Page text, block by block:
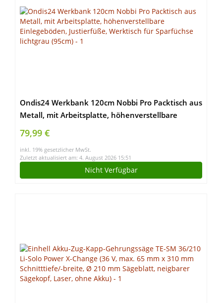
Ondis24 Werkbank 120cm Nobbi Pro Packtisch aus
Metall, mit Arbeitsplatte, höhenverstellbare
Einlegeböden, Justierfüße, Werktisch für
Sparfüchse lichtgrau (95cm)
79,99 €
inkl. 19% gesetzlicher MwSt.
Zuletzt aktualisiert am: 4. August 2026 15:51
Nicht Verfügbar